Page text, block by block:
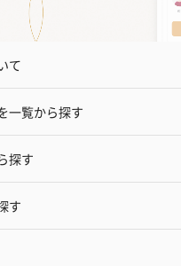
て
一覧から探す
探す
す